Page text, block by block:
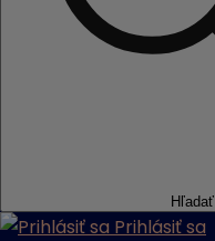
Hľadať
Prihlásiť sa